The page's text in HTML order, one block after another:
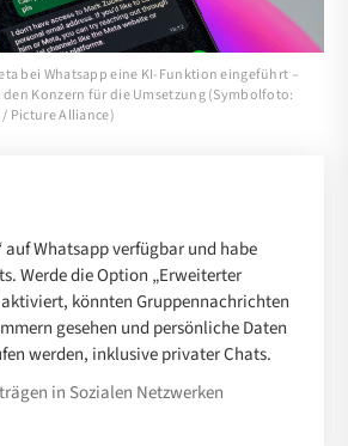
bei Whatsapp eine KI-Funktion eingeführt –
Konzern für die Umsetzung (Symbolfoto:
Picture Alliance)
auf Whatsapp verfügbar und habe
Werde die Option „Erweiterter
könnten Gruppennachrichten
gesehen und persönliche Daten
werden, inklusive privater Chats.
in Sozialen Netzwerken